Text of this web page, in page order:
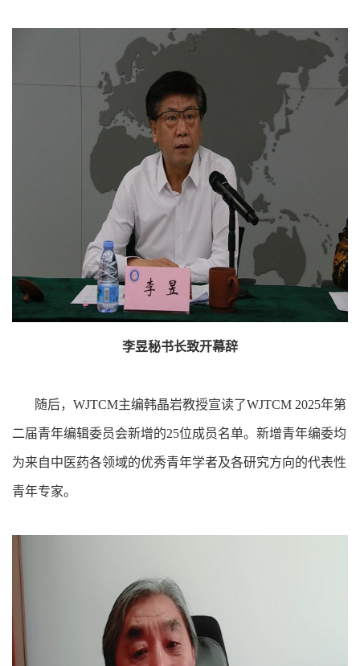
李昱秘书长致开幕辞
随后，WJTCM主编韩晶岩教授宣读了WJTCM 2025年第
二届青年编辑委员会新增的25位成员名单。新增青年编委均
为来自中医药各领域的优秀青年学者及各研究方向的代表性
青年专家。